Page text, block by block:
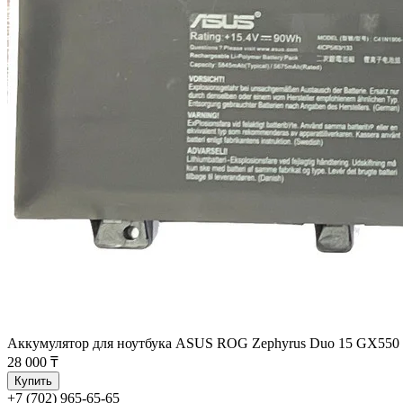
Аккумулятор для ноутбука ASUS ROG Zephyrus Duo 15
28 000 ₸
Купить
+7 (702) 965-65-65